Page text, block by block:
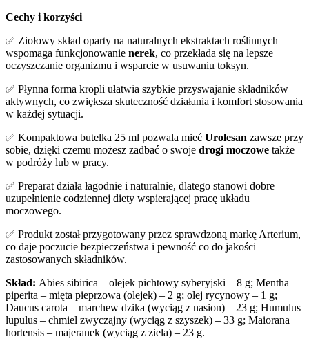
Cechy i korzyści
✅ Ziołowy skład oparty na naturalnych ekstraktach roślinnych
wspomaga funkcjonowanie nerek, co przekłada się na lepsze
oczyszczanie organizmu i wsparcie w usuwaniu toksyn.
✅ Płynna forma kropli ułatwia szybkie przyswajanie składników
aktywnych, co zwiększa skuteczność działania i komfort stosowania
w każdej sytuacji.
✅ Kompaktowa butelka 25 ml pozwala mieć Urolesan zawsze przy
sobie, dzięki czemu możesz zadbać o swoje drogi moczowe także
w podróży lub w pracy.
✅ Preparat działa łagodnie i naturalnie, dlatego stanowi dobre
uzupełnienie codziennej diety wspierającej pracę układu
moczowego.
✅ Produkt został przygotowany przez sprawdzoną markę Arterium,
co daje poczucie bezpieczeństwa i pewność co do jakości
zastosowanych składników.
Skład: Abies sibirica – olejek pichtowy syberyjski – 8 g; Mentha
piperita – mięta pieprzowa (olejek) – 2 g; olej rycynowy – 1 g;
Daucus carota – marchew dzika (wyciąg z nasion) – 23 g; Humulus
lupulus – chmiel zwyczajny (wyciąg z szyszek) – 33 g; Maiorana
hortensis – majeranek (wyciąg z ziela) – 23 g.